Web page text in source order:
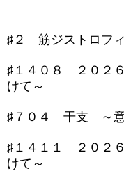
♯２ 筋ジストロフ
♯１４０８ ２０２
けて～
♯７０４ 干支 ～意
♯１４１１ ２０２
けて～